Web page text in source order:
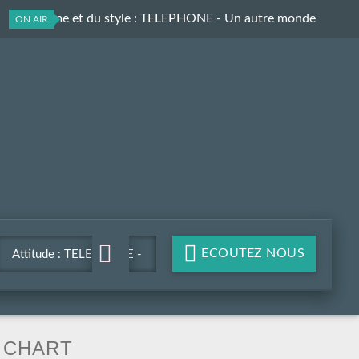
ON AIR
Du rythme et du style : TELEPHONE - Un autre monde
Attitude : TELEPHONE -
Un autre monde
ECOUTEZ NOUS
CHART